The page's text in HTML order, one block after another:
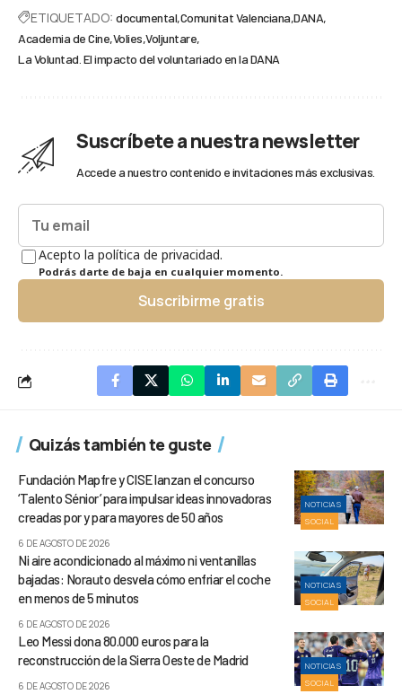
ETIQUETADO: documental Comunitat Valenciana DANA
Academia de Cine Volies Voljuntare
La Voluntad. El impacto del voluntariado en la DANA
Suscríbete a nuestra newsletter
Accede a nuestro contenido e invitaciones más exclusivas.
Acepto la política de privacidad.
Podrás darte de baja en cualquier momento.
Suscribirme gratis
Quizás también te guste
NOTICIAS
SOCIAL
Fundación Mapfre y CISE lanzan el concurso
‘Talento Sénior’ para impulsar ideas innovadoras
creadas por y para mayores de 50 años
6 DE AGOSTO DE 2026
NOTICIAS
SOCIAL
Ni aire acondicionado al máximo ni ventanillas
bajadas: Norauto desvela cómo enfriar el coche
en menos de 5 minutos
6 DE AGOSTO DE 2026
NOTICIAS
SOCIAL
Leo Messi dona 80.000 euros para la
reconstrucción de la Sierra Oeste de Madrid
6 DE AGOSTO DE 2026